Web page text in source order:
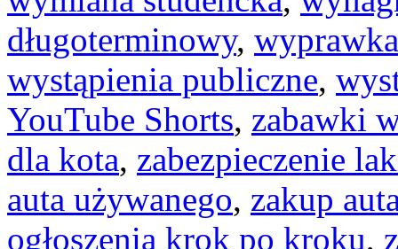
długoterminowy,
wystąpienia publiczne,
YouTube Shorts, zabawki
dla kota, zabezpieczenie
auta używanego, zakup
ogłoszenia krok po kroku,